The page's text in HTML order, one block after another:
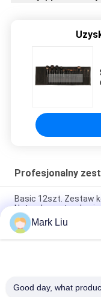
Profesjonalny
Basic 12szt. Zestaw
Naturalne naturalne i
Najwyższej jakości
zestaw pędzli do
Pędzel do makijażu
Mark Liu
Good day, what